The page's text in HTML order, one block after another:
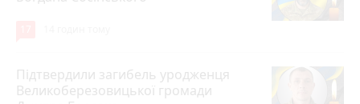
Підтвердили загибель уродженця
Великоберезовицької громади